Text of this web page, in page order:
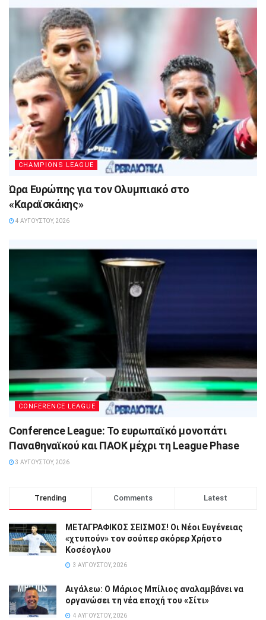
CHAMPIONS LEAGUE
Ώρα Ευρώπης για τον Ολυμπιακό στο
«Καραϊσκάκης»
4 ΑΥΓΟΎΣΤΟΥ, 2026
CONFERENCE LEAGUE
Conference League: Το ευρωπαϊκό μονοπάτι
Παναθηναϊκού και ΠΑΟΚ μέχρι τη League Phase
3 ΑΥΓΟΎΣΤΟΥ, 2026
Trending Comments Latest
ΜΕΤΑΓΡΑΦΙΚΟΣ ΣΕΙΣΜΟΣ! Οι Νέοι Ευγένειας
«χτυπούν» τον σούπερ σκόρερ Χρήστο
Κοσέογλου
3 ΑΥΓΟΎΣΤΟΥ, 2026
Αιγάλεω: Ο Μάριος Μπίλιος αναλαμβάνει να
οργανώσει τη νέα εποχή του «Σίτι»
4 ΑΥΓΟΎΣΤΟΥ, 2026